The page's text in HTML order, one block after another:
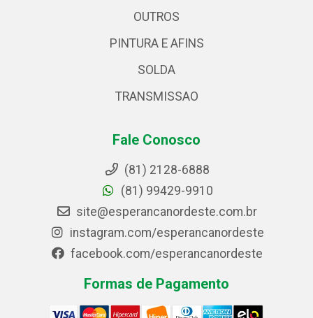
OUTROS
PINTURA E AFINS
SOLDA
TRANSMISSAO
Fale Conosco
(81) 2128-6888
(81) 99429-9910
site@esperancanordeste.com.br
instagram.com/esperancanordeste
facebook.com/esperancanordeste
Formas de Pagamento